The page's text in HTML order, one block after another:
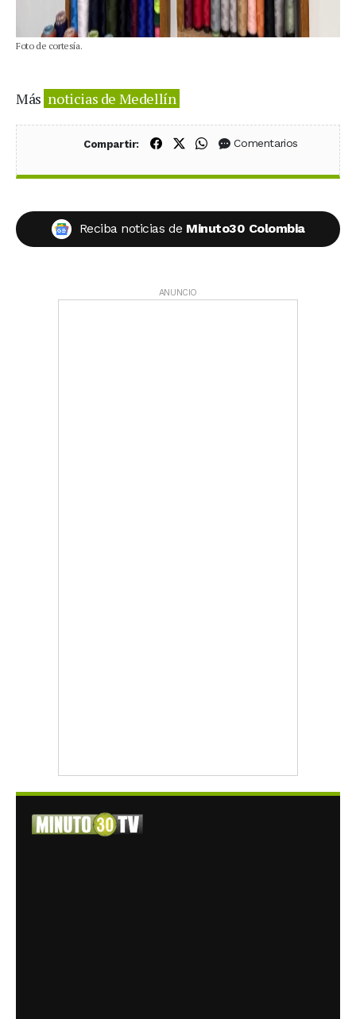
Foto de cortesía.
Más noticias de Medellín
Compartir: Compartir en Facebook
Compartir en X (Twitter)
Compartir en WhatsApp
Comentarios
Reciba noticias de Minuto30 Colombia
ANUNCIO